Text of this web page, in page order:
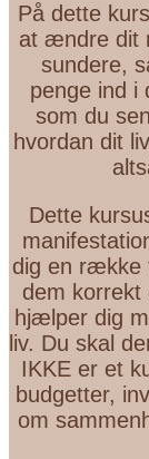
På dette
at ændre dit
sundere,
penge ind i
som du
hvordan dit
Dette
dig en række
dem korrekt
hjælper dig
liv. Du skal
IKKE er et
budgetter,
om